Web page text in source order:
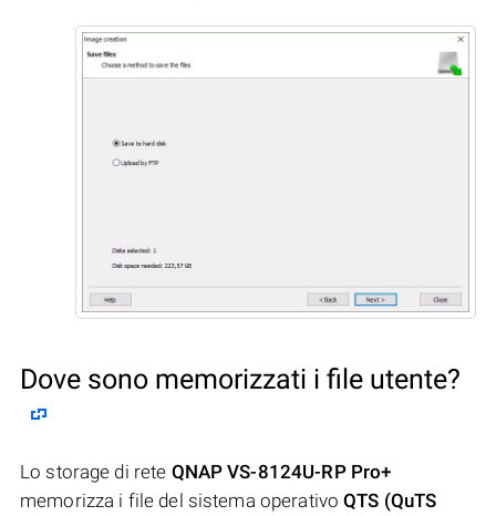
Dove sono memorizzati i file utente?
Lo storage di rete QNAP VS-8124U-RP Pro+
memorizza i file del sistema operativoQTS (QuTS